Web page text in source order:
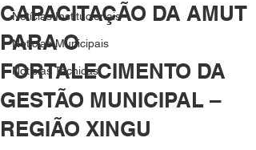
Notícias Institucionais
Notícias Municipais
Notícias Técnicas
CAPACITAÇÃO DA AMUT
PARA O
FORTALECIMENTO DA
GESTÃO MUNICIPAL –
REGIÃO XINGU